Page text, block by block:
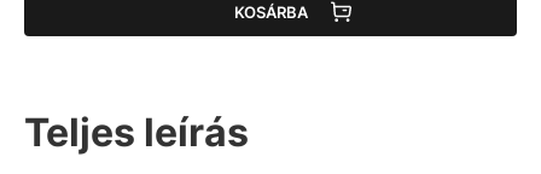
KOSÁRBA
Teljes leírás